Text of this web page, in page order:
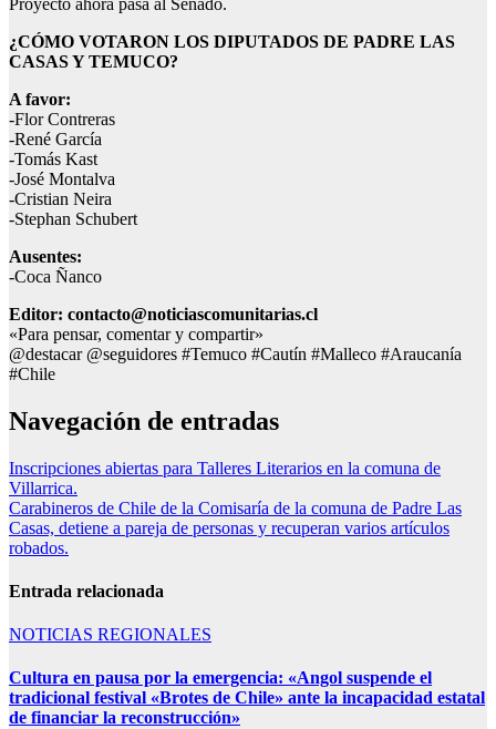
¿CÓMO VOTARON LOS DIPUTADOS DE PADRE LAS
CASAS Y TEMUCO?
A favor:
-Flor Contreras
-René García
-Tomás Kast
-José Montalva
-Cristian Neira
-Stephan Schubert
Ausentes:
-Coca Ñanco
Editor: contacto@noticiascomunitarias.cl
«Para pensar, comentar y compartir»
@destacar @seguidores #Temuco #Cautín #Malleco #Araucanía
#Chile
Navegación de entradas
Inscripciones abiertas para Talleres Literarios en la comuna de
Villarrica.
Carabineros de Chile de la Comisaría de la comuna de Padre Las
Casas, detiene a pareja de personas y recuperan varios artículos
robados.
Entrada relacionada
NOTICIAS REGIONALES
Cultura en pausa por la emergencia: «Angol suspende el
tradicional festival «Brotes de Chile» ante la incapacidad estatal
de financiar la reconstrucción»